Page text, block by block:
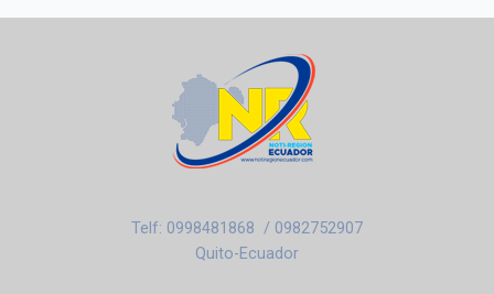
Telf: 0998481868 / 0982752907
Quito-Ecuador